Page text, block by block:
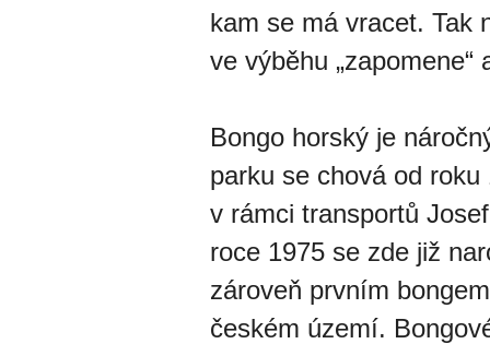
kam se má vracet. Tak
ve výběhu
Bongo horský je
parku se chová od
v rámci transportů
roce 1975 se zde již
zároveň prvním
českém území.